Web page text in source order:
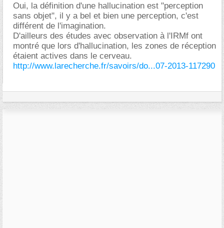
Oui, la définition d'une hallucination est "perception
sans objet", il y a bel et bien une perception, c'est
différent de l'imagination.
D'ailleurs des études avec observation à l'IRMf ont
montré que lors d'hallucination, les zones de réception
étaient actives dans le cerveau.
http://www.larecherche.fr/savoirs/do...07-2013-117290